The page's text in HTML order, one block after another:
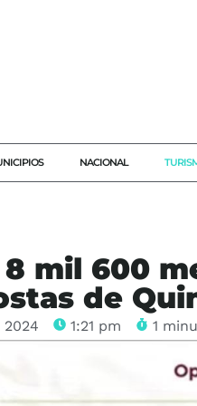
NACIONAL
mil 600
de
2024 1:21 pm 1